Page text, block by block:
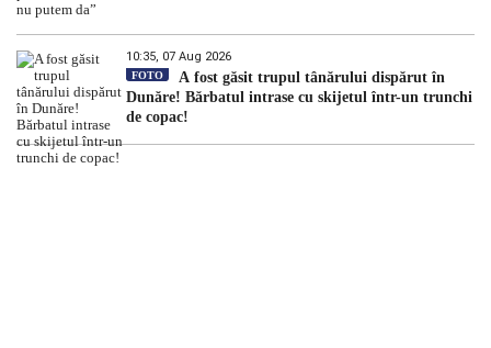
10:35, 07 Aug 2026
FOTO
A fost găsit trupul tânărului dispărut în
Dunăre! Bărbatul intrase cu skijetul într-un trunchi
de copac!